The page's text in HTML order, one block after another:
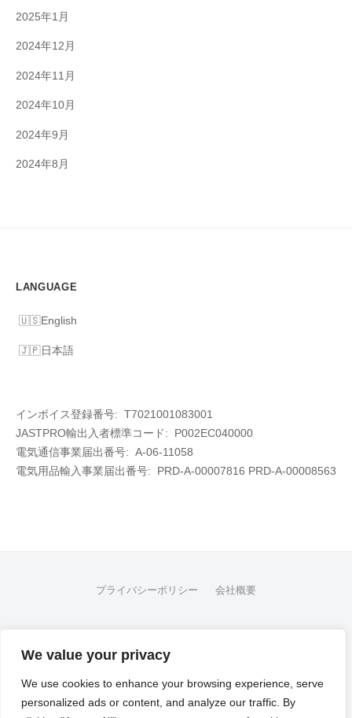
We value your privacy
We use cookies to enhance your browsing experience, serve
personalized ads or content, and analyze our traffic. By
2025年1月
2024年12月
2024年11月
2024年10月
2024年9月
2024年8月
LANGUAGE
English
日本語
インボイス登録番号: T7021001083001
JASTPRO輸出入者標準コード: P002EC040000
電気通信事業届出番号: A-06-11058
電気用品輸入事業届出番号: PRD-A-00007816 PRD-A-00008563
プライバシーポリシー 会社概要
© 2026 Flex Fleet Co., Ltd.
Powered by